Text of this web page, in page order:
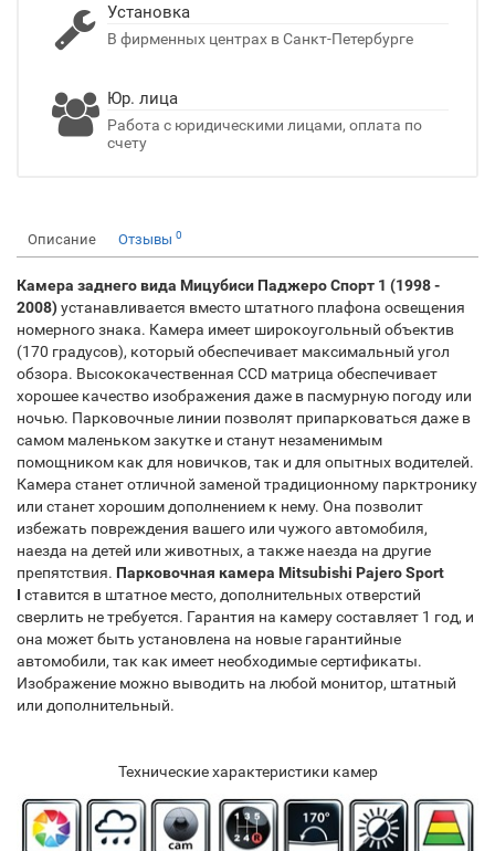
Установка
В фирменных центрах в Санкт-Петербурге
Юр. лица
Работа с юридическими лицами, оплата по
счету
Описание Отзывы 0
Камера заднего вида Мицубиси Паджеро Спорт 1 (1998 -
2008)устанавливается вместо штатного плафона освещения
номерного знака. Камера имеет широкоугольный объектив
(170 градусов), который обеспечивает максимальный угол
обзора. Высококачественная CCD матрица обеспечивает
хорошее качество изображения даже в пасмурную погоду или
ночью. Парковочные линии позволят припарковаться даже в
самом маленьком закутке и станут незаменимым
помощником как для новичков, так и для опытных водителей.
Камера станет отличной заменой традиционному парктронику
или станет хорошим дополнением к нему. Она позволит
избежать повреждения вашего или чужого автомобиля,
наезда на детей или животных, а также наезда на другие
препятствия. Парковочная камера Mitsubishi Pajero Sport
I ставится в штатное место, дополнительных отверстий
сверлить не требуется. Гарантия на камеру составляет 1 год, и
она может быть установлена на новые гарантийные
автомобили, так как имеет необходимые сертификаты.
Изображение можно выводить на любой монитор, штатный
или дополнительный.​
Технические характеристики камер